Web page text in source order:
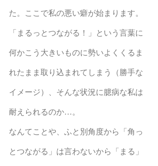
た。ここで私の悪い癖が始まります。
「まるっとつながる！」という言葉に
何かこう大きいものに勢いよくくるま
れたまま取り込まれてしまう（勝手な
イメージ）、そんな状況に臆病な私は
耐えられるのか…。
なんてことや、ふと別角度から「角っ
とつながる」は言わないから「まる」